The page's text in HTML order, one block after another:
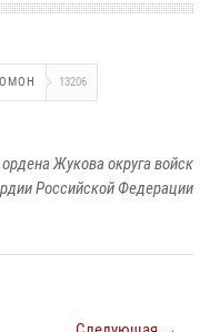
ОМОН 13206
Жукова округа войск
Российской Федерации